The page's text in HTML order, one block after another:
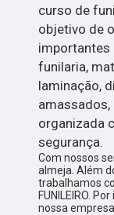
curso de
objetivo de
importantes
funilaria,
laminação,
amassados,
organizada
segurança.
Com nossos
almeja. Além
trabalhamos
FUNILEIRO.
nossa